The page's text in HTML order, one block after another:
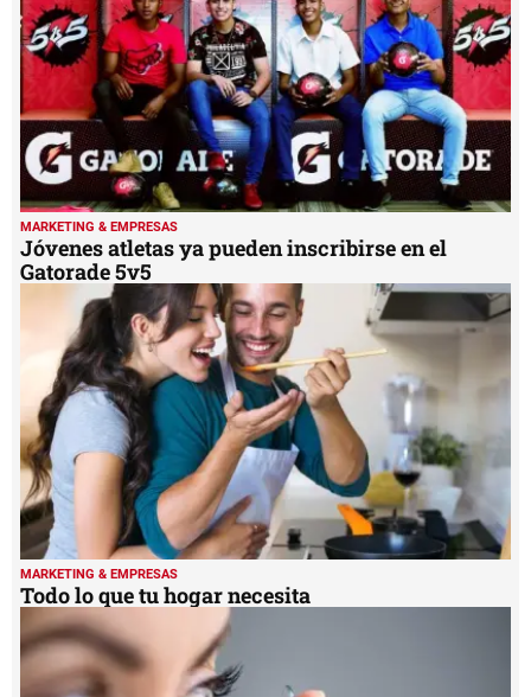
seconds
MARKETING & EMPRESAS
Jóvenes atletas ya pueden inscribirse en el
Gatorade 5v5
MARKETING & EMPRESAS
Todo lo que tu hogar necesita